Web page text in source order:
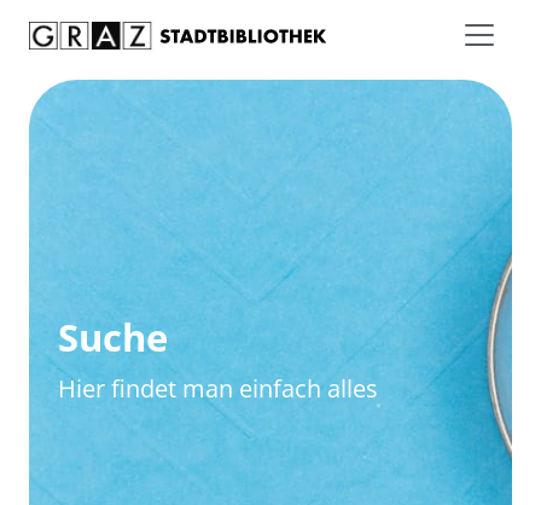
Suche
Hier findet man einfach alles